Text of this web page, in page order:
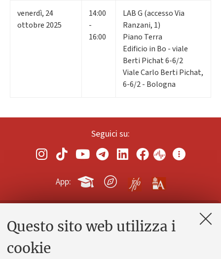
Questo sito web utilizza i
cookie
venerdì, 24
ottobre 2025
14:00
-
16:00
LAB G (accesso Via
Ranzani, 1)
Piano Terra
Edificio in Bo - viale
Berti Pichat 6-6/2
Viale Carlo Berti Pichat,
6-6/2 - Bologna
Seguici su:
App:
Contatti e PEC